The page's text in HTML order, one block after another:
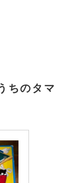
ちのタマ